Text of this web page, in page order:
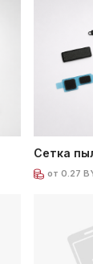
Сетка
от 0.27